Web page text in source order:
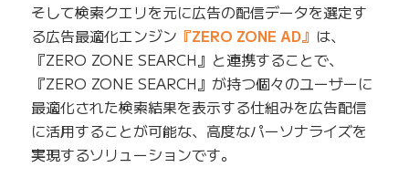
そして検索クエリを元に広告の配信データを選定す
る広告最適化エンジン 『ZERO ZONE AD』 は、
『ZERO ZONE SEARCH』と連携することで、
『ZERO ZONE SEARCH』が持つ個々のユーザーに
最適化された検索結果を表示する仕組みを広告配信
に活用することが可能な、高度なパーソナライズを
実現するソリューションです。